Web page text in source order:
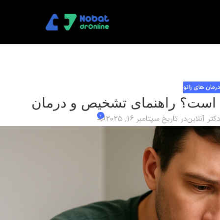
های زانو
است؟ راهنمای تشخیص و درمان‌
آنلایندر تاریخ سپتامبر 16, 2025 0